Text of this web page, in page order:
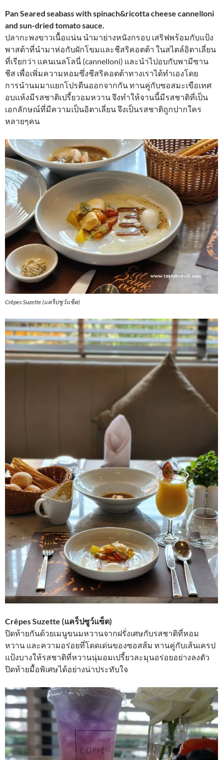
Pan Seared seabass with spinach&ricotta cheese cannelloni
and sun-dried tomato sauce.
ปลากะพงขาวเนื้อแน่น นำมาย่างหนังกรอบ เสริฟพร้อมกับแป้ง
พาสต้าที่นำมาห่อกับผักโขมและชีสริคอตต้า ในสไตล์อิตาเลี่ยน
ที่เรียกว่า แคนเนลโลนี่ (cannelloni) และนำไปอบกับพามีซาน
ชีส เพื่อเพิ่มความหอมซึ่งชีสริคอตต้าทางเราได้ทำเองโดย
การนำนมมาแยกโปรตีนออกจากกัน ทานคู่กับซอสมะเขือเทศ
อบแห้งมีรสชาติเปรี้ยวอมหวาน จึงทำให้จานนี้มีรสชาติที่เป็น
เอกลักษณ์ที่มีความเป็นอิตาเลี่ยน จึงเป็นรสชาติถูกปากใคร
หลายๆคน
Crêpes Suzette (แคร็ปซูว์แซ็ต)
Crêpes Suzette (แคร็ปซูว์แซ็ต)
ปิดท้ายกันด้วยเมนูขนมหวานจากฝรั่งเศษกับรสชาติที่หอม
หวาน และความอร่อยที่โดดเด่นของซอสส้ม ทานคู่กับเส้นเครป
แป้งบางให้รสชาติที่หวานนุ่มอมเปรี้ยวละมุนอร่อยอย่างลงตัว
ปิดท้ายมื้อพิเศษได้อย่างน่าประทับใจ